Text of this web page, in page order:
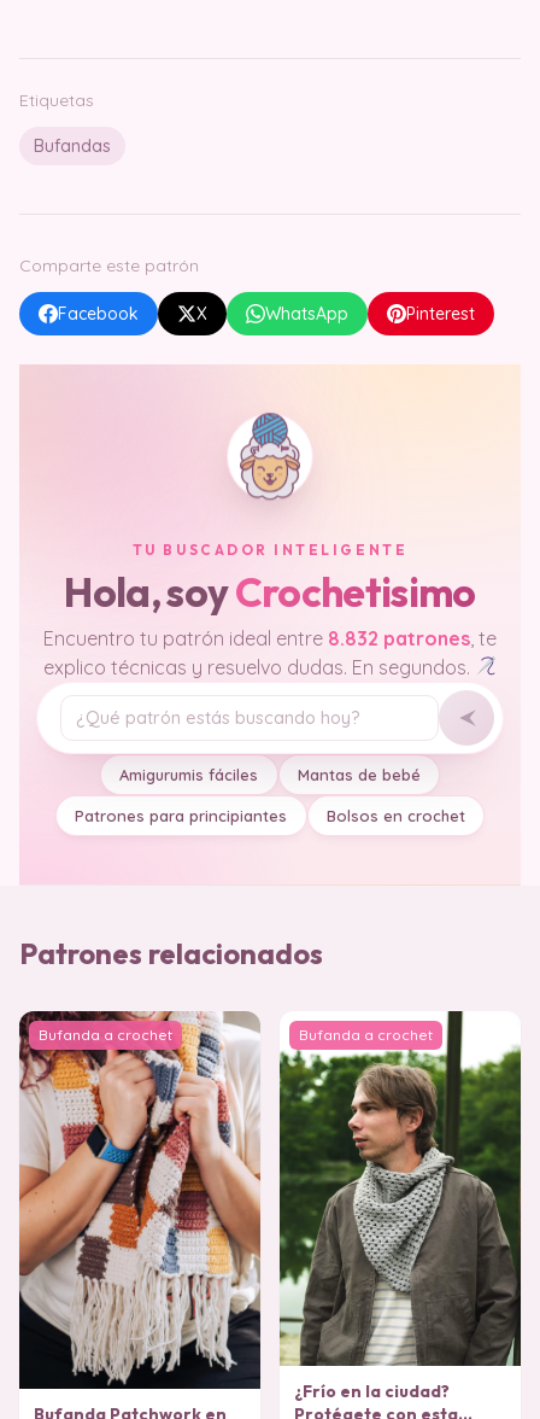
Etiquetas
Bufandas
Comparte este patrón
Facebook X WhatsApp Pinterest
TU BUSCADOR INTELIGENTE
Hola, soyCrochetisimo
Encuentro tu patrón ideal entre 8.832 patrones , te
explico técnicas y resuelvo dudas. En segundos.
Tu pregunta
Amigurumis fáciles Mantas de bebé
Patrones para principiantes Bolsos en crochet
Patrones relacionados
Bufanda a crochet
Bufanda Patchwork en
Bufanda a crochet
¿Frío en la ciudad?
Protégete con esta